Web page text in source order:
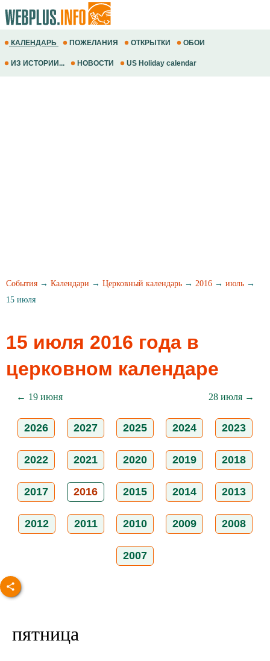
КАЛЕНДАРЬ ПОЖЕЛАНИЯ ОТКРЫТКИ ОБОИ
ИЗ ИСТОРИИ... НОВОСТИ US Holiday calendar
События → Календари → Церковный календарь → 2016 → июль →
15 июля
15 июля 2016 года в
церковном календаре
← 19 июня 28 июля →
2026 2027 2025 2024 2023
2022 2021 2020 2019 2018
2017 2016 2015 2014 2013
2012 2011 2010 2009 2008
2007
пятница